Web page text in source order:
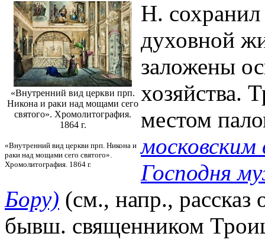
«Внутренний вид церкви прп.
Никона и раки над мощами сего
святого». Хромолитография.
1864 г.
«Внутренний вид церкви прп. Никона и
раки над мощами сего святого».
Хромолитография. 1864 г.
Н. сохранил
духовной
заложены
хозяйства.
местом
Господня
Бору) (см., напр.,
бывш. священником